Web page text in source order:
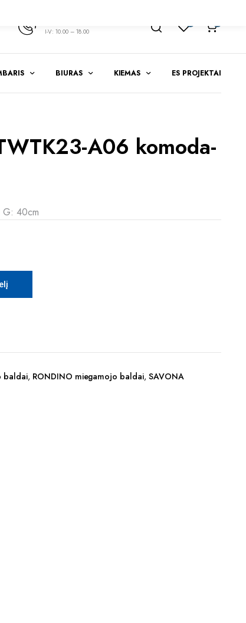
I-V: 10.00 – 18.00
BIURAS KIEMAS ES PROJEKTAI
A06 komoda-
G: 40cm
baldai, RONDINO miegamojo baldai,SAVONA